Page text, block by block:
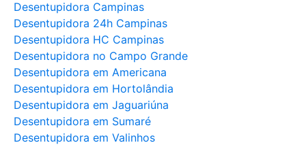
Desentupidora Campinas
Desentupidora 24h Campinas
Desentupidora HC Campinas
Desentupidora no Campo Grande
Desentupidora em Americana
Desentupidora em Hortolândia
Desentupidora em Jaguariúna
Desentupidora em Sumaré
Desentupidora em Valinhos